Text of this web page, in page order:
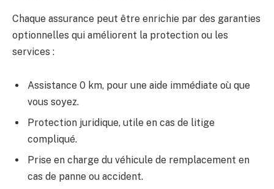
Chaque assurance peut être enrichie par des garanties
optionnelles qui améliorent la protection ou les
services :
Assistance 0 km, pour une aide immédiate où que
vous soyez.
Protection juridique, utile en cas de litige
compliqué.
Prise en charge du véhicule de remplacement en
cas de panne ou accident.